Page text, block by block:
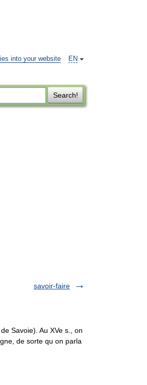
EN
into your website
Search!
savoir-faire
Savoie). Au XVe s., on
de sorte qu on parla